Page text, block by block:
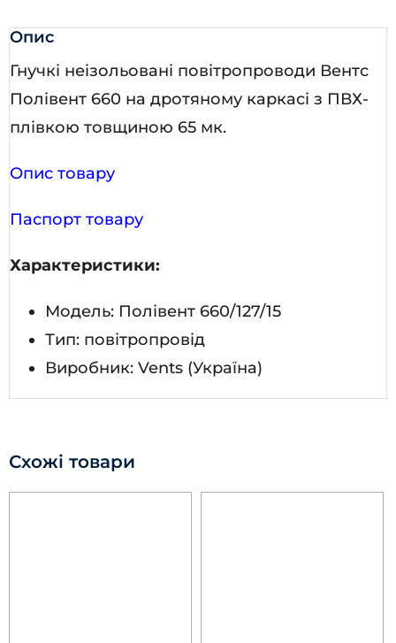
Опис
Гнучкі неізольовані повітропроводи Вентс
Полівент 660 на дротяному каркасі з ПВХ-
плівкою товщиною 65 мк.
Опис товару
Паспорт товару
Характеристики:
Модель: Полівент 660/127/15
Тип: повітропровід
Виробник: Vents (Україна)
Схожі товари